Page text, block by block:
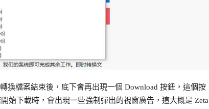
換檔案結束後，底下會再出現一個 Download 按鈕，這個按
始下載時，會出現一些強制彈出的視窗廣告，這大概是 Zeta